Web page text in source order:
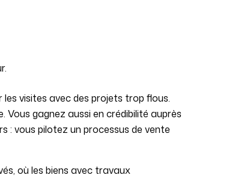
visites avec des projets trop flous.
Vous gagnez aussi en crédibilité auprès
: vous pilotez un processus de vente
où les biens avec travaux